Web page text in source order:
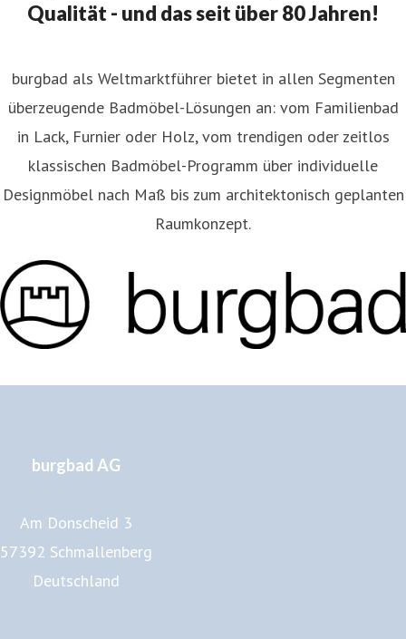
Qualität - und das seit über 80 Jahren!
burgbad als Weltmarktführer bietet in allen Segmenten
überzeugende Badmöbel-Lösungen an: vom Familienbad
in Lack, Furnier oder Holz, vom trendigen oder zeitlos
klassischen Badmöbel-Programm über individuelle
Designmöbel nach Maß bis zum architektonisch geplanten
Raumkonzept.
burgbad AG
Am Donscheid 3
57392 Schmallenberg
Deutschland